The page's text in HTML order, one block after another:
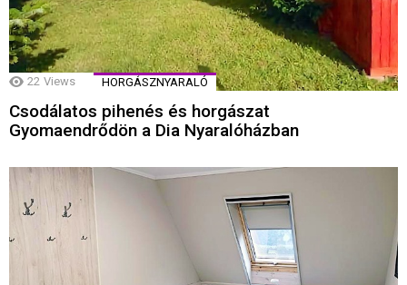
22 Views HORGÁSZNYARALÓ
Csodálatos pihenés és horgászat
Gyomaendrődön a Dia Nyaralóházban